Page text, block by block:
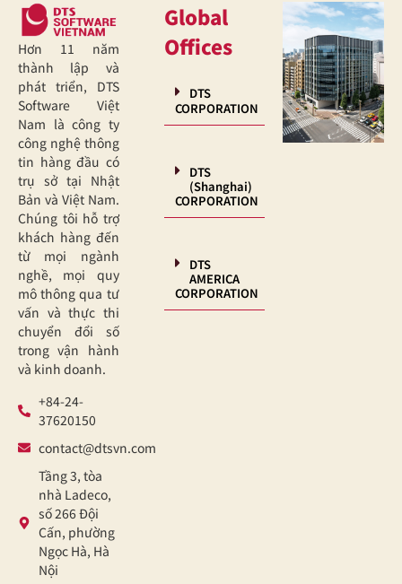
Hơn 11 năm
thành lập và
phát triển, DTS
Software Việt
Nam là công ty
công nghệ thông
tin hàng đầu có
trụ sở tại Nhật
Bản và Việt Nam.
Chúng tôi hỗ trợ
khách hàng đến
từ mọi ngành
nghề, mọi quy
mô thông qua tư
vấn và thực thi
chuyển đổi số
trong vận hành
và kinh doanh.
+84-24-
37620150
contact@dtsvn.com
Tầng 3, tòa
nhà Ladeco,
số 266 Đội
Cấn, phường
Ngọc Hà, Hà
Nội
Global
Offices
DTS
CORPORATION
DTS
(Shanghai)
CORPORATION
DTS
AMERICA
CORPORATION